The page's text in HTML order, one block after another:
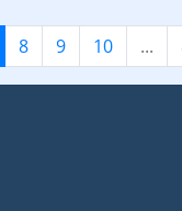
8 9 10 ...